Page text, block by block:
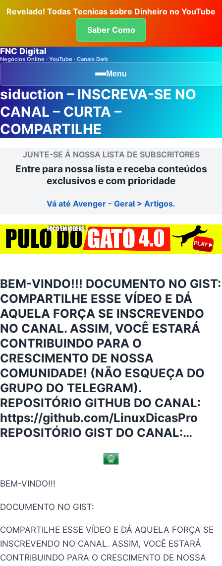
Revelado! Todas Tecnicas sobre Dinheiro no YouTube
Saber Como
FNC Digital
Negócios Online · YouTube · Canais Dark
Menu
siduction – INSCREVA-SE NO
CANAL – CURTA –
COMPARTILHE
JUNTE-SE Á NOSSA LISTA DE SUBSCRITORES
Entre para nossa lista e receba conteúdos
exclusivos e com prioridade
Vá até Avenger - Geral > Artigos.
BEM-VINDO!!! DOCUMENTO NO GIST:
COMPARTILHE ESSE VÍDEO E DÁ
AQUELA FORÇA SE INSCREVENDO
NO CANAL. ASSIM, VOCÊ ESTARÁ
CONTRIBUINDO PARA O
CRESCIMENTO DE NOSSA
COMUNIDADE! (NÃO ESQUEÇA DO
GRUPO DO TELEGRAM).
REPOSITÓRIO GITHUB DO CANAL:
https://github.com/LinuxDicasPro
REPOSITÓRIO GIST DO CANAL:…
BEM-VINDO!!!
DOCUMENTO NO GIST:
COMPARTILHE ESSE VÍDEO E DÁ AQUELA FORÇA SE
INSCREVENDO NO CANAL. ASSIM, VOCÊ ESTARÁ
CONTRIBUINDO PARA O CRESCIMENTO DE NOSSA